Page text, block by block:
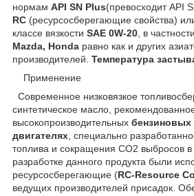
нормам API SN Plus(превосходит API
RC (ресурсосберегающие свойства)
классе вязкости SAE 0W-20 , в
Mazda, Honda равно как и других
производителей. Температура
Применение
Современное низковязкое
синтетическое масло,
высокопроизводительных
двигателях , специально
топлива и сокращения CO2 выбросов
разработке данного продукта были
ресурсосберегающие (RC-Resource
ведущих производителей присадок.